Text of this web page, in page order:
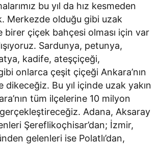
bu yıl da hız kesmeden
Merkezde olduğu gibi uzak
birer çiçek bahçesi olması için var
Sardunya, petunya,
kadife, ateşçiçeği,
onlarca çeşit çiçeği Ankara’nın
dikeceğiz. Bu yıl içinde uzak yakın
tüm ilçelerine 10 milyon
Adana, Aksaray
Şereflikoçhisar’dan; İzmir,
gelenleri ise Polatlı’dan,